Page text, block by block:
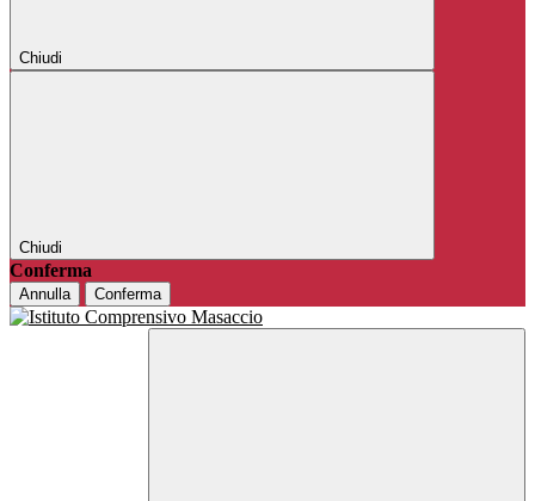
Chiudi
Chiudi
Conferma
Annulla Conferma